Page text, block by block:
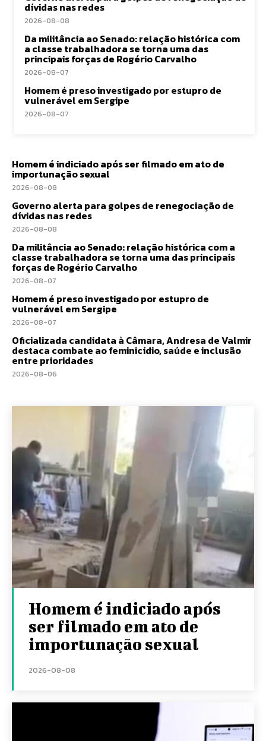
dívidas nas redes
2026-08-08
Da militância ao Senado: relação histórica com
a classe trabalhadora se torna uma das
principais forças de Rogério Carvalho
2026-08-07
Homem é preso investigado por estupro de
vulnerável em Sergipe
2026-08-07
Homem é indiciado após ser filmado em ato de
importunação sexual
2026-08-08
Governo alerta para golpes de renegociação de
dívidas nas redes
2026-08-08
Da militância ao Senado: relação histórica com a
classe trabalhadora se torna uma das principais
forças de Rogério Carvalho
2026-08-07
Homem é preso investigado por estupro de
vulnerável em Sergipe
2026-08-07
Oficializada candidata à Câmara, Andresa de Valmir
destaca combate ao feminicídio, saúde e inclusão
entre prioridades
2026-08-06
Homem é indiciado após
ser filmado em ato de
importunação sexual
2026-08-08